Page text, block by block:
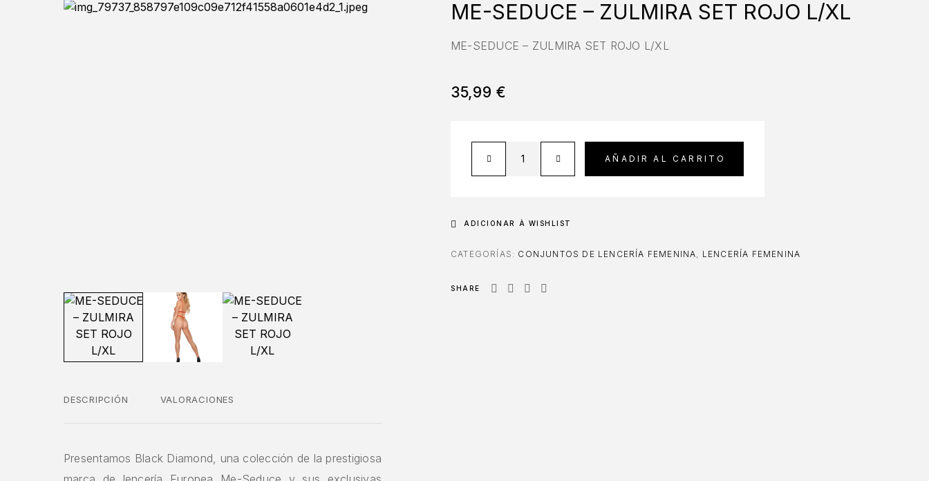
DESCRIPCIÓN VALORACIONES
Presentamos Black Diamond, una colección de la prestigiosa
ME-SEDUCE – ZULMIRA SET ROJO L/XL
ME-SEDUCE – ZULMIRA SET ROJO L/XL
35,99 €
AÑADIR AL CARRITO
ADICIONAR À WISHLIST
CATEGORÍAS: CONJUNTOS DE LENCERÍA FEMENINA, LENCERÍA FEMENINA
SHARE